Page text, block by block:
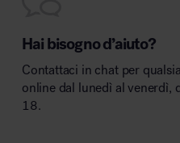
Hai bisogno d’aiuto?
Contattaci in chat per
online dal lunedì al venerdì,
18.